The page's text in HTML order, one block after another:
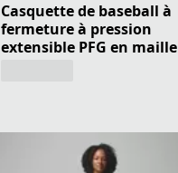
Casquette de baseball à
fermeture à pression
extensible PFG en